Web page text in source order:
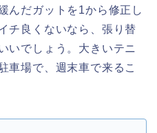
んだガットを1から修正し
チ良くないなら、張り替
いでしょう。大きいテニ
車場で、週末車で来るこ